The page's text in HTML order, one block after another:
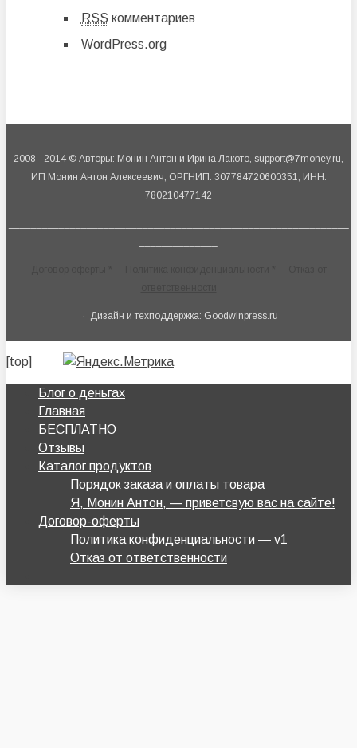
RSS комментариев
WordPress.org
2008 - 2014 © Авторы: Монин Антон и Ирина Лакото, support@7money.ru,
ИП Монин Антон Алексеевич, ОРГНИП: 307784720600351, ИНН:
780210477142
· ·
· Дизайн и техподдержка: Goodwinpress.ru
[top]
Блог о деньгах
Главная
БЕСПЛАТНО
Отзывы
Каталог продуктов
Порядок заказа и оплаты товара
Я, Монин Антон, — приветсвую вас на сайте!
Договор-оферты
Политика конфиденциальности — v1
Отказ от ответственности